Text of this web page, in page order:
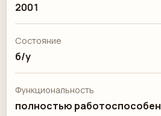
2001
Состояние
б/у
Функциональность
полностью работоспособен